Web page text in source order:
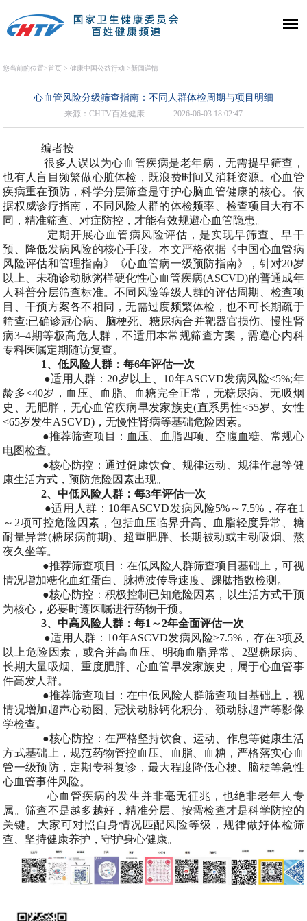
您当前的位置>首页 >健康中国公益行动 >新闻详情
心血管风险分级筛查指南：不同人群体检周期与项目明细
来源：CHTV百姓健康 2026-06-03 18:02:47
编者按
很多人误以为心血管疾病是老年病，无需提早筛查，
也有人盲目频繁做心脏体检，既浪费时间又消耗资源。心血管
疾病重在预防，科学分层筛查是守护心脑血管健康的核心。依
据权威诊疗指南，不同风险人群的体检频率、检查项目大有不
同，精准筛查、对症防控，才能有效规避心血管隐患。
定期开展心血管病风险评估，是实现早筛查、早干
预、降低发病风险的核心手段。本文严格依据《中国心血管病
风险评估和管理指南》《心血管病一级预防指南》，针对20岁
以上、未确诊动脉粥样硬化性心血管疾病(ASCVD)的普通成年
人科普分层筛查标准。不同风险等级人群的评估周期、检查项
目、干预方案各不相同，无需过度频繁体检，也不可长期疏于
筛查;已确诊冠心病、脑梗死、糖尿病合并靶器官损伤、慢性肾
病3–4期等极高危人群，不适用本常规筛查方案，需遵心内科
专科医嘱定期随访复查。
1、低风险人群：每6年评估一次
●适用人群：20岁以上、10年ASCVD发病风险<5%;年
龄多<40岁，血压、血脂、血糖完全正常，无糖尿病、无吸烟
史、无肥胖，无心血管疾病早发家族史(直系男性<55岁、女性
<65岁发生ASCVD)，无慢性肾病等基础危险因素。
●推荐筛查项目：血压、血脂四项、空腹血糖、常规心
电图检查。
●核心防控：通过健康饮食、规律运动、规律作息等健
康生活方式，预防危险因素出现。
2、中低风险人群：每3年评估一次
●适用人群：10年ASCVD发病风险5%～7.5%，存在1
～2项可控危险因素，包括血压临界升高、血脂轻度异常、糖
耐量异常(糖尿病前期)、超重肥胖、长期被动或主动吸烟、熬
夜久坐等。
●推荐筛查项目：在低风险人群筛查项目基础上，可视
情况增加糖化血红蛋白、脉搏波传导速度、踝肱指数检测。
●核心防控：积极控制已知危险因素，以生活方式干预
为核心，必要时遵医嘱进行药物干预。
3、中高风险人群：每1～2年全面评估一次
●适用人群：10年ASCVD发病风险≥7.5%，存在3项及
以上危险因素，或合并高血压、明确血脂异常、2型糖尿病、
长期大量吸烟、重度肥胖、心血管早发家族史，属于心血管事
件高发人群。
●推荐筛查项目：在中低风险人群筛查项目基础上，视
情况增加超声心动图、冠状动脉钙化积分、颈动脉超声等影像
学检查。
●核心防控：在严格坚持饮食、运动、作息等健康生活
方式基础上，规范药物管控血压、血脂、血糖，严格落实心血
管一级预防，定期专科复诊，最大程度降低心梗、脑梗等急性
心血管事件风险。
心血管疾病的发生并非毫无征兆，也绝非老年人专
属。筛查不是越多越好，精准分层、按需检查才是科学防控的
关键。大家可对照自身情况匹配风险等级，规律做好体检筛
查、坚持健康养护，守护身心健康。